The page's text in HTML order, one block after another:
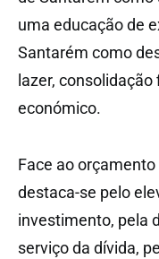
uma educação de
Santarém como
lazer,
económico.
Face ao
destaca-se pelo
investimento, pela
serviço da dívida,